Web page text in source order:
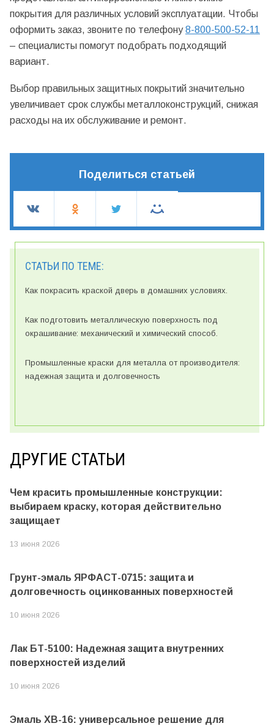
покрытия для различных условий эксплуатации. Чтобы
оформить заказ, звоните по телефону8-800-500-52-11
– специалисты помогут подобрать подходящий
вариант.
Выбор правильных защитных покрытий значительно
увеличивает срок службы металлоконструкций, снижая
расходы на их обслуживание и ремонт.
Поделиться статьей
СТАТЬИ ПО ТЕМЕ:
Как покрасить краской дверь в домашних условиях.
Как подготовить металлическую поверхность под
окрашивание: механический и химический способ.
Промышленные краски для металла от производителя:
надежная защита и долговечность
ДРУГИЕ СТАТЬИ
Чем красить промышленные конструкции:
выбираем краску, которая действительно
защищает
13 июня 2026
Грунт-эмаль ЯРФАСТ-0715: защита и
долговечность оцинкованных поверхностей
10 июня 2026
Лак БТ-5100: Надежная защита внутренних
поверхностей изделий
10 июня 2026
Эмаль ХВ-16: универсальное решение для